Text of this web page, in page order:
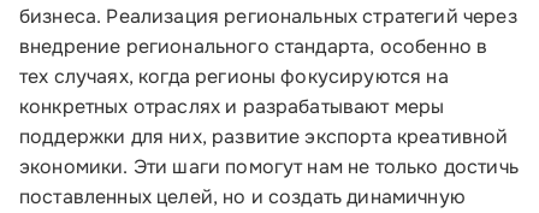
Малому и среднему бизнесу
бизнеса. Реализация региональных стратегий через
внедрение регионального стандарта, особенно в
тех случаях, когда регионы фокусируются на
конкретных отраслях и разрабатывают меры
поддержки для них, развитие экспорта креативной
экономики. Эти шаги помогут нам не только достичь
поставленных целей, но и создать динамичную